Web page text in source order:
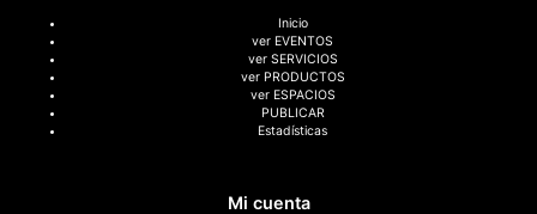
Inicio
ver EVENTOS
ver SERVICIOS
ver PRODUCTOS
ver ESPACIOS
PUBLICAR
Estadísticas
Mi cuenta